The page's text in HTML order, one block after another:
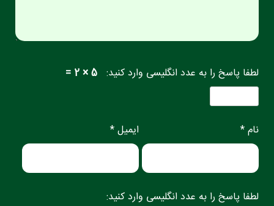
لطفا پاسخ را به عدد انگلیسی وارد کنید: 5 × 2 =
نام * ایمیل *
لطفا پاسخ را به عدد انگلیسی وارد کنید: